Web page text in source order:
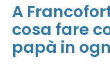
A
cosa fare
papà in